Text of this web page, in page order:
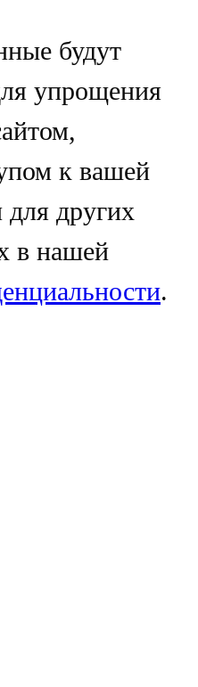
будут
упрощения
к вашей
для других
в нашей
.